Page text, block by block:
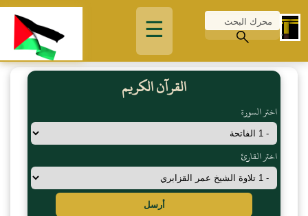
☰
القرآن الكريم
اختر السورة
اختر القارئ
أرسل